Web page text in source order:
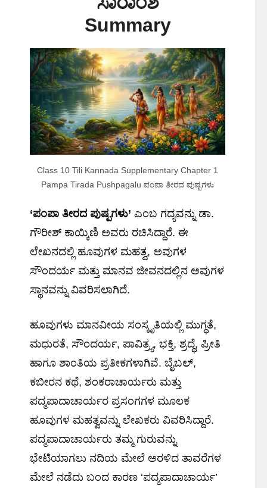
Summary
Class 10 Tili Kannada Supplementary Chapter 1
Pampa Tirada Pushpagalu ಪಂಪಾ ತೀರದ ಪುಷ್ಪಗಳು
‘ಪಂಪಾ ತೀರದ ಪುಷ್ಪಗಳು’ ಎಂಬ ಗದ್ಯವನ್ನು ಡಾ.
ಗೌರೀಶ್ ಕಾಯ್ಕಿಣಿ ಅವರು ರಚಿಸಿದ್ದಾರೆ. ಈ
ಲೇಖನದಲ್ಲಿ ಹೂವುಗಳ ಮಹತ್ವ, ಅವುಗಳ
ಸೌಂದರ್ಯ ಮತ್ತು ಮಾನವ ಜೀವನದಲ್ಲಿನ ಅವುಗಳ
ಸ್ಥಾನವನ್ನು ವಿವರಿಸಲಾಗಿದೆ.
ಹೂವುಗಳು ಮಾನವೀಯ ಸಂಸ್ಕೃತಿಯಲ್ಲಿ ಮುಗ್ಧತೆ,
ಮಧುರತೆ, ಸೌಂದರ್ಯ, ಪಾವಿತ್ರ್ಯ, ಭಕ್ತಿ, ಶ್ರದ್ಧೆ, ಪ್ರೀತಿ
ಹಾಗೂ ಶಾಂತಿಯ ಪ್ರತೀಕಗಳಾಗಿವೆ. ಬೈಬಲ್,
ಕಬೀರನ ಕಥೆ, ಶಂಕರಾಚಾರ್ಯರು ಮತ್ತು
ಪದ್ಮಪಾದಾಚಾರ್ಯರ ಪ್ರಸಂಗಗಳ ಮೂಲಕ
ಹೂವುಗಳ ಮಹತ್ವವನ್ನು ಲೇಖಕರು ವಿವರಿಸಿದ್ದಾರೆ.
ಪದ್ಮಪಾದಾಚಾರ್ಯರು ತಮ್ಮ ಗುರುವನ್ನು
ಭೇಟಿಯಾಗಲು ನದಿಯ ಮೇಲೆ ಅರಳಿದ ತಾವರೆಗಳ
ಮೇಲೆ ನಡೆದು ಬಂದ ಕಾರಣ ‘ಪದ್ಮಪಾದಾಚಾರ್ಯ’